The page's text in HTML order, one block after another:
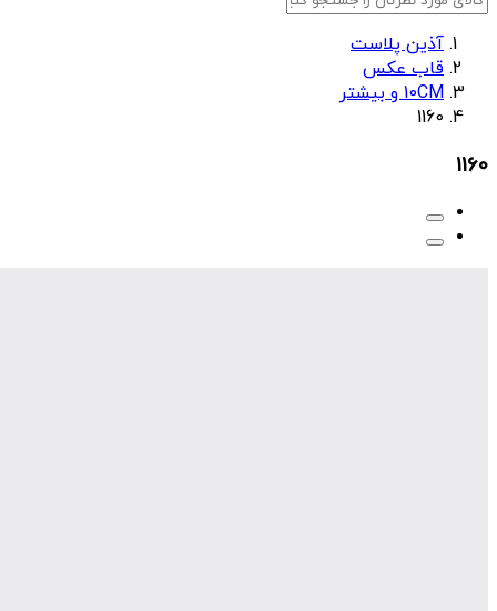
آذین پلاست
قاب عکس
10CM و بیشتر
1160
1160